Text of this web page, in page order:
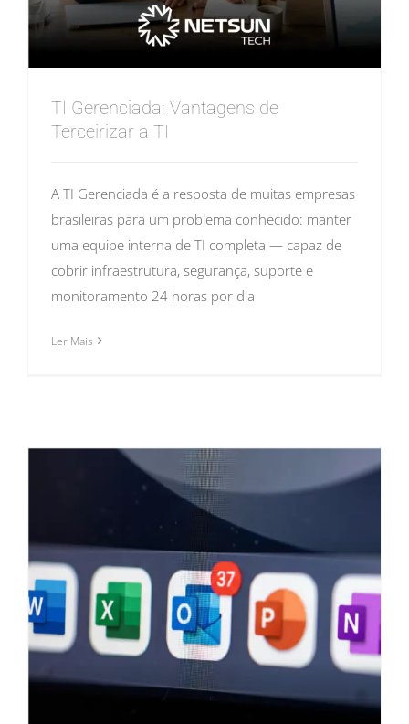
TI Gerenciada: Vantagens de
Terceirizar a TI
A TI Gerenciada é a resposta de muitas empresas
brasileiras para um problema conhecido: manter
uma equipe interna de TI completa — capaz de
cobrir infraestrutura, segurança, suporte e
monitoramento 24 horas por dia
Ler Mais